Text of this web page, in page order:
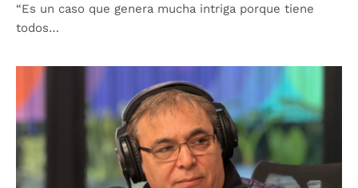
“Es un caso que genera mucha intriga porque tiene
todos…